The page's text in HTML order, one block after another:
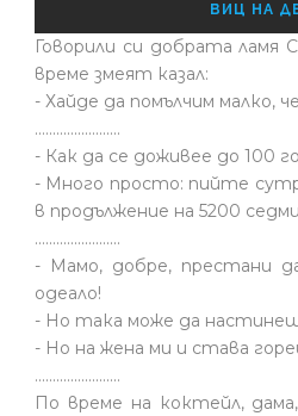
ВИЦ НА
Говорили си добрата ламя
време змеят казал:
- Хайде да помълчим малко,
........................
- Как да се доживее до 100
- Много просто: пийте
в продължение на 5200
........................
- Мамо, добре, престани
одеало!
- Но така може да
- Но на жена ми и става
........................
По време на коктейл,